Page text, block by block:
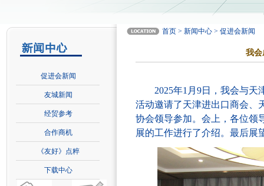
促进会新闻
友城新闻
经贸参考
合作商机
《友好》点粹
下载中心
首页 > 新闻中心 > 促进会新闻
我会
2025年1月9日，我会与天
活动邀请了天津进出口商会、
协会领导参加。会上，各位领
展的工作进行了介绍。最后展